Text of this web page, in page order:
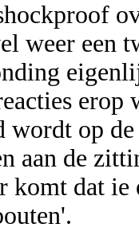
weer een
erop
wordt op
aan de
komt dat